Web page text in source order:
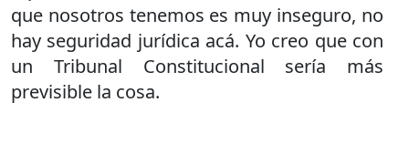
que nosotros tenemos es muy inseguro, no
hay seguridad jurídica acá. Yo creo que con
un Tribunal Constitucional sería más
previsible la cosa.